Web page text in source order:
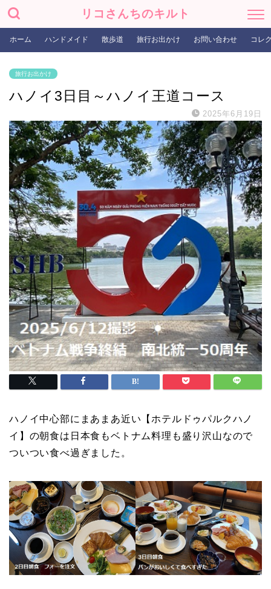
リコさんちのキルト
ホーム ハンドメイド 散歩道 旅行お出かけ お問い合わせ コレ
旅行お出かけ
ハノイ3日目～ハノイ王道コース
2025年6月19日
ハノイ中心部にまあまあ近い【ホテルドゥパルクハノ
イ】の朝食は日本食もベトナム料理も盛り沢山なので
ついつい食べ過ぎました。